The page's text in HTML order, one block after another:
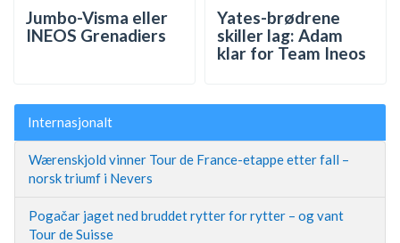
Jumbo-Visma eller
INEOS Grenadiers
Yates-brødrene
skiller lag: Adam
klar for Team Ineos
Internasjonalt
Wærenskjold vinner Tour de France-etappe etter fall –
norsk triumf i Nevers
Pogačar jaget ned bruddet rytter for rytter – og vant
Tour de Suisse